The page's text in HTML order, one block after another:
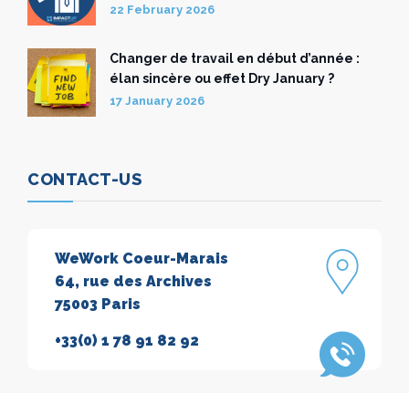
22 February 2026
Changer de travail en début d’année :
élan sincère ou effet Dry January ?
17 January 2026
CONTACT-US
WeWork Coeur-Marais
64, rue des Archives
75003 Paris
+33(0) 1 78 91 82 92